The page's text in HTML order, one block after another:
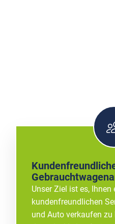
Unser Ziel ist es,
kundenfreundlichen
und Auto verkaufen zu